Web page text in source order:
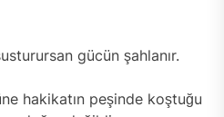
gücün şahlanır.
hakikatın peşinde koştuğu